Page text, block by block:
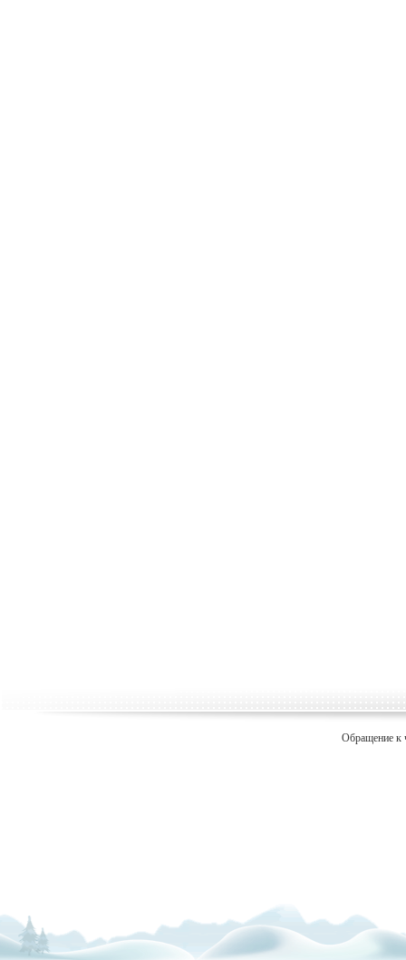
Обращение к